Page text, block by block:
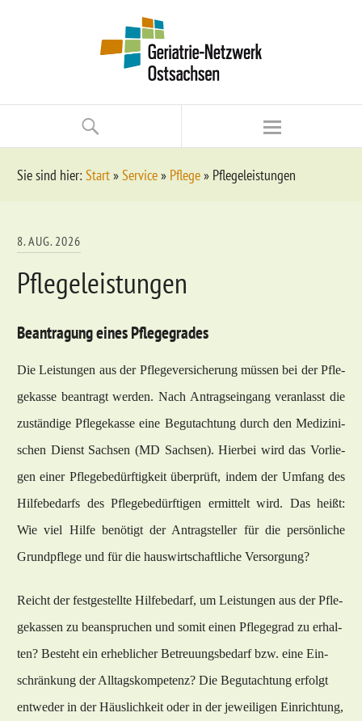
Sie sind hier: Start»Service» Pflege» Pflegeleistungen
8. AUG. 2026
Pflegeleistungen
Beantragung eines Pflegegrades
Die Leis­tun­gen aus der Pfle­ge­ver­si­che­rung müssen bei der Pfle­
ge­kas­se be­an­tragt wer­den. Nach An­trag­s­ein­gang ver­an­lasst die
zuständi­ge Pfle­ge­kas­se ei­ne Be­gut­ach­tung durch den Me­di­zi­ni­
schen Dienst Sachsen (MD Sachsen). Hier­bei wird das Vor­lie­
gen ei­ner Pfle­ge­bedürf­tig­keit über­prüft, in­dem der Um­fang des
Hil­fe­be­darfs des Pfle­ge­bedürf­ti­gen er­mit­telt wird. Das heißt:
Wie viel Hil­fe benötigt der An­trag­stel­ler für die persönli­che
Grund­pfle­ge und für die haus­wirt­schaft­li­che Ver­sor­gung?
Reicht der fest­ge­stell­te Hil­fe­be­darf, um Leis­tun­gen aus der Pfle­
ge­kas­sen zu be­an­spru­chen und so­mit ei­nen Pfle­ge­grad zu er­hal­
ten? Be­steht ein er­heb­li­cher Be­treu­ungs­be­darf bzw. ei­ne Ein­
schränkung der All­tags­kom­pe­tenz? Die Be­gut­ach­tung er­folgt
ent­we­der in der Häus­lich­keit oder in der je­wei­li­gen Ein­rich­tung,